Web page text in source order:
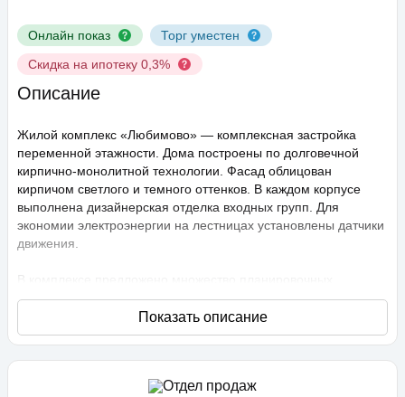
Онлайн показ
Торг уместен
Скидка на ипотеку 0,3%
Описание
Жилой комплекс «Любимово» — комплексная застройка
переменной этажности. Дома построены по долговечной
кирпично-монолитной технологии. Фасад облицован
кирпичом светлого и темного оттенков. В каждом корпусе
выполнена дизайнерская отделка входных групп. Для
экономии электроэнергии на лестницах установлены датчики
движения.
В комплексе предложено множество планировочных
решений: в наличии квартиры, как классического типа, так и
европланировки. Они сдаются с подчистовой отделкой,
высота потолков составляет 2,75 метра. В квартирах